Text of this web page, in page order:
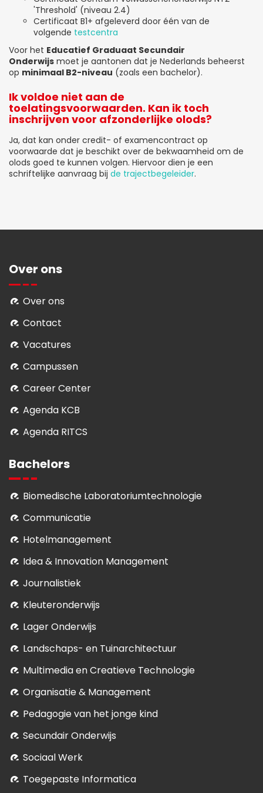
'Threshold' (niveau 2.4)
Certificaat B1+ afgeleverd door één van de
volgende testcentra
Voor het Educatief Graduaat Secundair
Onderwijs moet je aantonen dat je Nederlands beheerst
op minimaal B2-niveau (zoals een bachelor).
Ik voldoe niet aan de
toelatingsvoorwaarden. Kan ik toch
inschrijven voor afzonderlijke olods?
Ja, dat kan onder credit- of examencontract op
voorwaarde dat je beschikt over de bekwaamheid om de
olods goed te kunnen volgen. Hiervoor dien je een
schriftelijke aanvraag bij de trajectbegeleider.
Over ons
Over ons
Contact
Vacatures
Campussen
Career Center
Agenda KCB
Agenda RITCS
Bachelors
Biomedische Laboratoriumtechnologie
Communicatie
Hotelmanagement
Idea & Innovation Management
Journalistiek
Kleuteronderwijs
Lager Onderwijs
Landschaps- en Tuinarchitectuur
Multimedia en Creatieve Technologie
Organisatie & Management
Pedagogie van het jonge kind
Secundair Onderwijs
Sociaal Werk
Toegepaste Informatica